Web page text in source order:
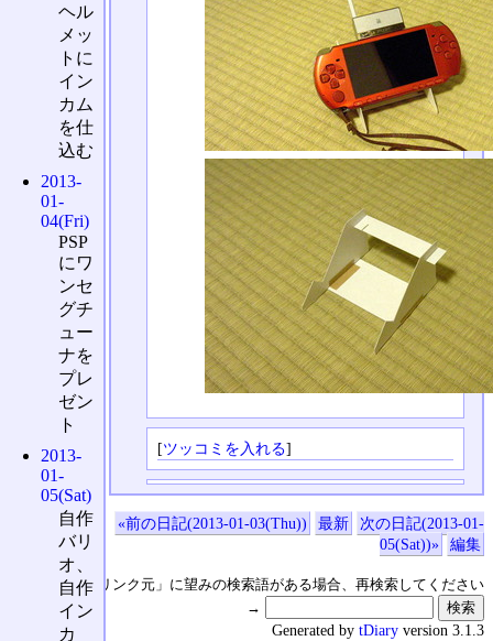
[ツッコミを入れる]
«前の日記(2013-01-03(Thu)) 最新
次の日記(2013-01-
05(Sat))»
編集
↑の「本日のリンク元」に望みの検索語がある場合、再検索してください
→
ヘル
メッ
トに
イン
カム
を仕
込む
2013-
01-
04(Fri)
PSP
にワ
ンセ
グチ
ュー
ナを
プレ
ゼン
ト
2013-
01-
05(Sat)
自作
バリ
オ、
自作
イン
カ
Generated by tDiary version 3.1.3